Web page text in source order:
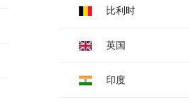
比利时
英国
印度